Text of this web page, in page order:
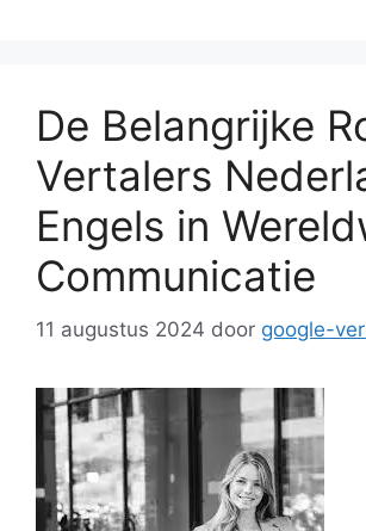
De Belangrijke
Vertalers
Engels in
Communicatie
11 augustus 2024 door google-